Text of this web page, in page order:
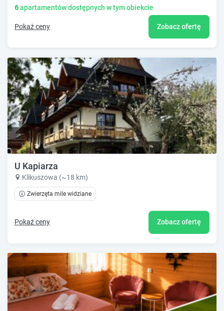
6apartamentów dostępnych w tym obiekcie
Pokaż ceny Zobacz ofertę
U Kapiarza
Klikuszowa (~18 km)
Zwierzęta mile widziane
Pokaż ceny Zobacz ofertę